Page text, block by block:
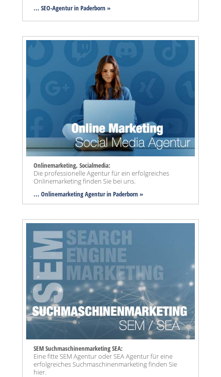
... SEO-Agenturin Paderborn »
Onlinemarketing, Socialmedia:
Die professionelle Agentur für ein erfolgreiches
Onlinemarketing finden Sie bei uns.
... Onlinemarketing Agentur in Paderborn »
SEM Suchmaschinenmarketing SEA:
Eine fitte SEM Agentur oder SEA Agentur für eine
erfolgreiches Suchmaschinenmarketing finden Sie
hier.